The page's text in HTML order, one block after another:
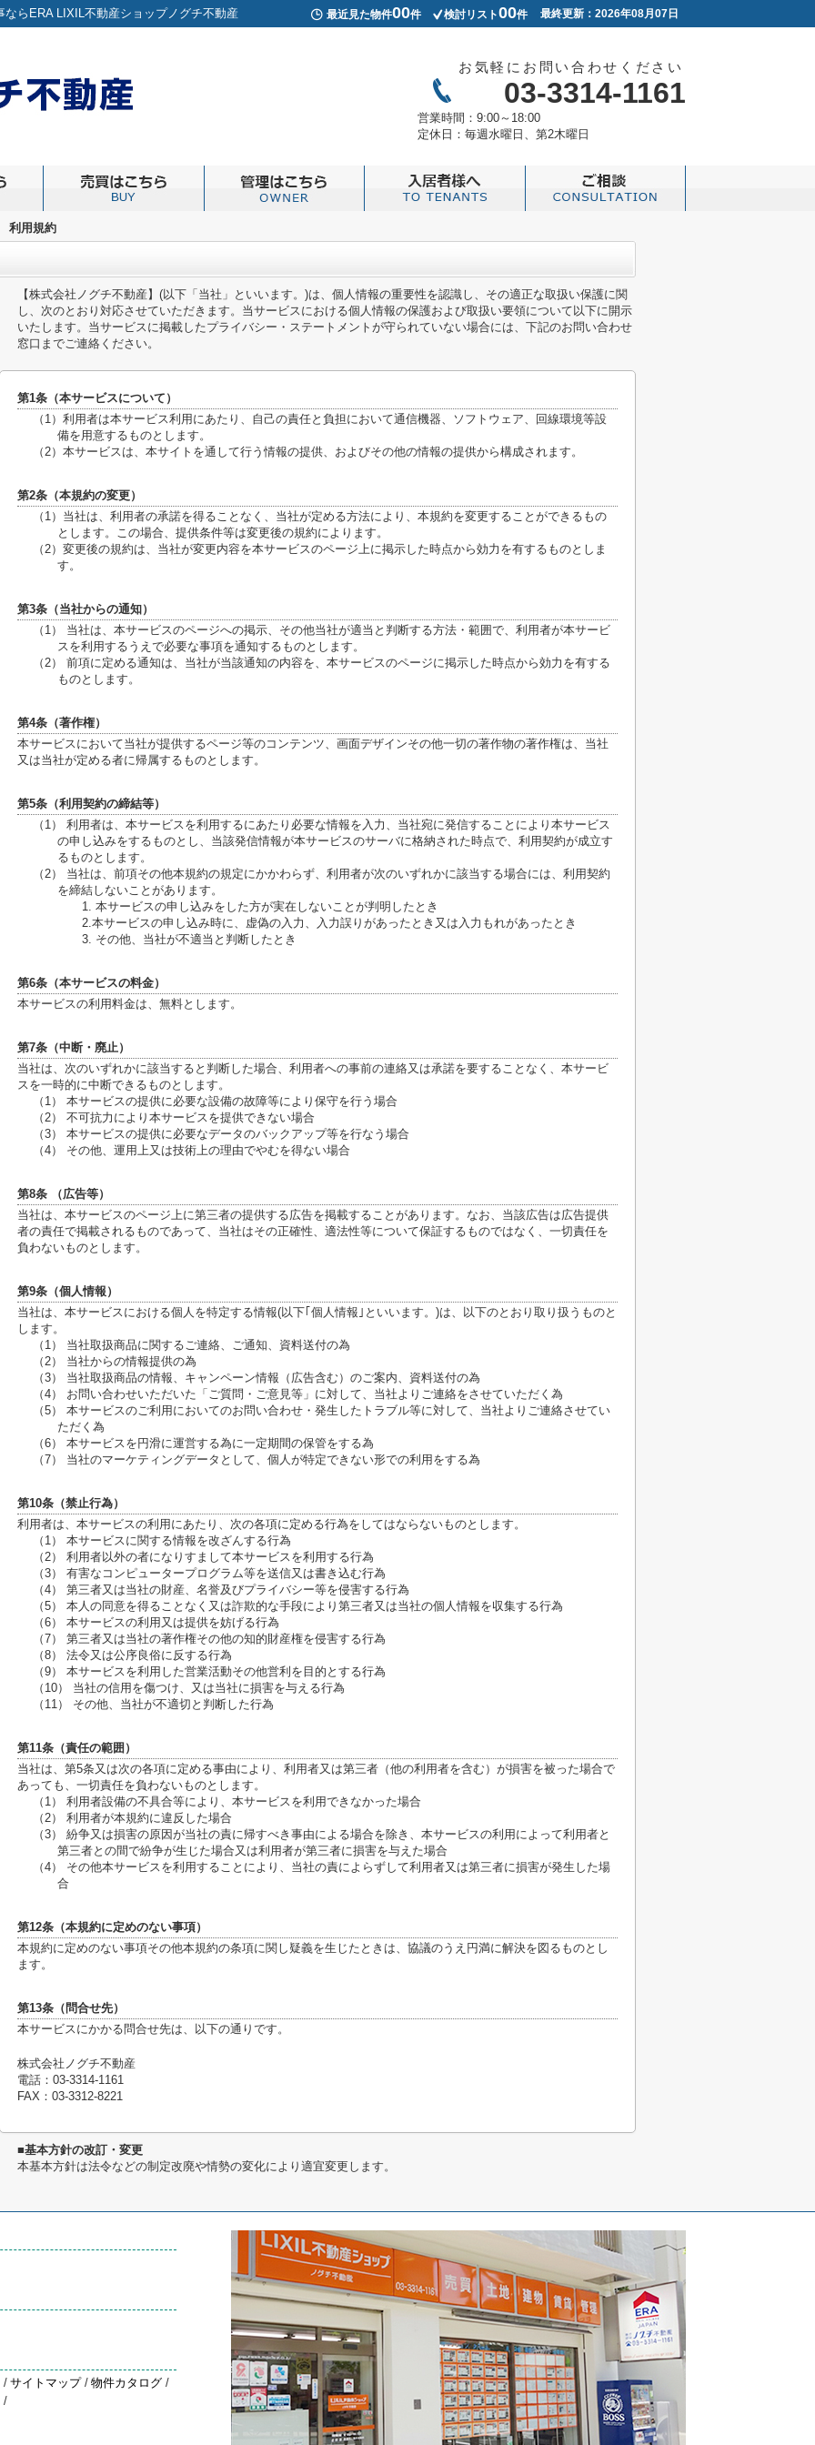
らERA LIXIL不動産ショップノグチ不動産 最近見た物件00件 検討リスト00件 最終更新：2026年08月07日
お気軽にお問い合わせください
03-3314-1161
営業時間： 9:00～18:00
定休日： 毎週水曜日、第2木曜日
利用規約
【株式会社ノグチ不動産】(以下「当社」といいます。)は、個人情報の重要性を認識し、その適正な取扱い保護に関
し、次のとおり対応させていただきます。当サービスにおける個人情報の保護および取扱い要領について以下に開示
いたします。当サービスに掲載したプライバシー・ステートメントが守られていない場合には、下記のお問い合わせ
窓口までご連絡ください。
第1条（本サービスについて）
（1）利用者は本サービス利用にあたり、自己の責任と負担において通信機器、ソフトウェア、回線環境等設
備を用意するものとします。
（2）本サービスは、本サイトを通して行う情報の提供、およびその他の情報の提供から構成されます。
第2条（本規約の変更）
（1）当社は、利用者の承諾を得ることなく、当社が定める方法により、本規約を変更することができるもの
とします。この場合、提供条件等は変更後の規約によります。
（2）変更後の規約は、当社が変更内容を本サービスのページ上に掲示した時点から効力を有するものとしま
す。
第3条（当社からの通知）
（1） 当社は、本サービスのページへの掲示、その他当社が適当と判断する方法・範囲で、利用者が本サービ
スを利用するうえで必要な事項を通知するものとします。
（2） 前項に定める通知は、当社が当該通知の内容を、本サービスのページに掲示した時点から効力を有する
ものとします。
第4条（著作権）
本サービスにおいて当社が提供するページ等のコンテンツ、画面デザインその他一切の著作物の著作権は、当社
又は当社が定める者に帰属するものとします。
第5条（利用契約の締結等）
（1） 利用者は、本サービスを利用するにあたり必要な情報を入力、当社宛に発信することにより本サービス
の申し込みをするものとし、当該発信情報が本サービスのサーバに格納された時点で、利用契約が成立す
るものとします。
（2） 当社は、前項その他本規約の規定にかかわらず、利用者が次のいずれかに該当する場合には、利用契約
を締結しないことがあります。
1. 本サービスの申し込みをした方が実在しないことが判明したとき
2.本サービスの申し込み時に、虚偽の入力、入力誤りがあったとき又は入力もれがあったとき
3. その他、当社が不適当と判断したとき
第6条（本サービスの料金）
本サービスの利用料金は、無料とします。
第7条（中断・廃止）
当社は、次のいずれかに該当すると判断した場合、利用者への事前の連絡又は承諾を要することなく、本サービ
スを一時的に中断できるものとします。
（1） 本サービスの提供に必要な設備の故障等により保守を行う場合
（2） 不可抗力により本サービスを提供できない場合
（3） 本サービスの提供に必要なデータのバックアップ等を行なう場合
（4） その他、運用上又は技術上の理由でやむを得ない場合
第8条 （広告等）
当社は、本サービスのページ上に第三者の提供する広告を掲載することがあります。なお、当該広告は広告提供
者の責任で掲載されるものであって、当社はその正確性、適法性等について保証するものではなく、一切責任を
負わないものとします。
第9条（個人情報）
当社は、本サービスにおける個人を特定する情報(以下｢個人情報｣といいます。)は、以下のとおり取り扱うものと
します。
（1） 当社取扱商品に関するご連絡、ご通知、資料送付の為
（2） 当社からの情報提供の為
（3） 当社取扱商品の情報、キャンペーン情報（広告含む）のご案内、資料送付の為
（4） お問い合わせいただいた「ご質問・ご意見等」に対して、当社よりご連絡をさせていただく為
（5） 本サービスのご利用においてのお問い合わせ・発生したトラブル等に対して、当社よりご連絡させてい
ただく為
（6） 本サービスを円滑に運営する為に一定期間の保管をする為
（7） 当社のマーケティングデータとして、個人が特定できない形での利用をする為
第10条（禁止行為）
利用者は、本サービスの利用にあたり、次の各項に定める行為をしてはならないものとします。
（1） 本サービスに関する情報を改ざんする行為
（2） 利用者以外の者になりすまして本サービスを利用する行為
（3） 有害なコンピュータープログラム等を送信又は書き込む行為
（4） 第三者又は当社の財産、名誉及びプライバシー等を侵害する行為
（5） 本人の同意を得ることなく又は詐欺的な手段により第三者又は当社の個人情報を収集する行為
（6） 本サービスの利用又は提供を妨げる行為
（7） 第三者又は当社の著作権その他の知的財産権を侵害する行為
（8） 法令又は公序良俗に反する行為
（9） 本サービスを利用した営業活動その他営利を目的とする行為
（10） 当社の信用を傷つけ、又は当社に損害を与える行為
（11） その他、当社が不適切と判断した行為
第11条（責任の範囲）
当社は、第5条又は次の各項に定める事由により、利用者又は第三者（他の利用者を含む）が損害を被った場合で
あっても、一切責任を負わないものとします。
（1） 利用者設備の不具合等により、本サービスを利用できなかった場合
（2） 利用者が本規約に違反した場合
（3） 紛争又は損害の原因が当社の責に帰すべき事由による場合を除き、本サービスの利用によって利用者と
第三者との間で紛争が生じた場合又は利用者が第三者に損害を与えた場合
（4） その他本サービスを利用することにより、当社の責によらずして利用者又は第三者に損害が発生した場
合
第12条（本規約に定めのない事項）
本規約に定めのない事項その他本規約の条項に関し疑義を生じたときは、協議のうえ円満に解決を図るものとし
ます。
第13条（問合せ先）
本サービスにかかる問合せ先は、以下の通りです。
株式会社ノグチ不動産
電話：03-3314-1161
FAX：03-3312-8221
■基本方針の改訂・変更
本基本方針は法令などの制定改廃や情勢の変化により適宜変更します。
/ サイトマップ / 物件カタログ /
/